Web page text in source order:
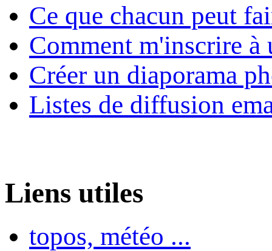
Ce que chacun peut
Comment m'inscrire à
Créer un diaporama
Listes de diffusion
Liens utiles
topos, météo ...